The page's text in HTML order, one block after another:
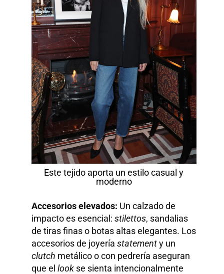
Este tejido aporta un estilo casual y
moderno
Accesorios elevados: Un calzado de
impacto es esencial:stilettos, sandalias
de tiras finas o botas altas elegantes. Los
accesorios de joyeríastatementy un
clutch metálico o con pedrería aseguran
que ellook se sienta intencionalmente